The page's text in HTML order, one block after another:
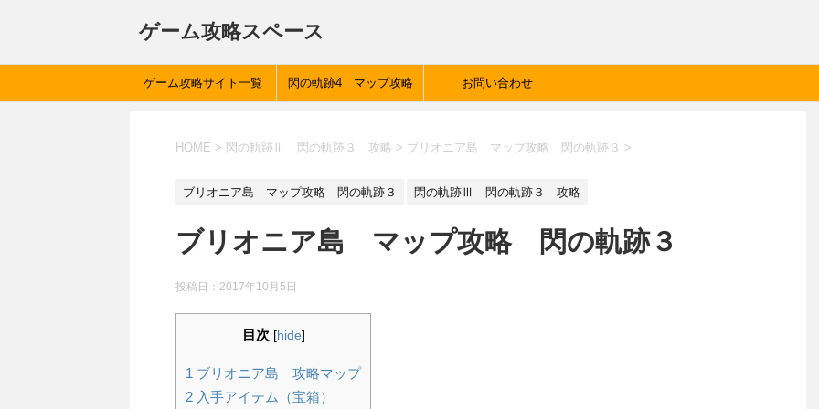
ゲーム攻略スペース
ゲーム攻略サイト一覧 閃の軌跡4 マップ攻略 お問い合わせ
HOME > 閃の軌跡Ⅲ 閃の軌跡３ 攻略 > ブリオニア島 マップ攻略 閃の軌跡３ >
ブリオニア島 マップ攻略 閃の軌跡３ 閃の軌跡Ⅲ 閃の軌跡３ 攻略
ブリオニア島 マップ攻略 閃の軌跡３
投稿日： 2017年10月5日
目次 [hide]
1 ブリオニア島 攻略マップ
2 入手アイテム（宝箱）